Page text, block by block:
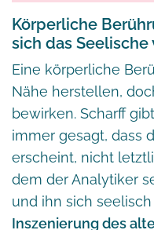
Körperliche
sich das
Eine körperliche
Nähe herstellen,
bewirken. Scharff
immer gesagt, dass
erscheint, nicht
dem der Analytiker
und ihn sich
Inszenierung des